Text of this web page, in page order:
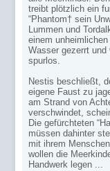
treibt plötzlich ein
“Phantom† sein
Lummen und
einem
Wasser gezerrt und
spurlos.
Nestis beschließt,
eigene Faust zu
am Strand von
verschwindet,
Die gefürchteten
müssen dahinter
mit ihrem
wollen die
Handwerk legen ...